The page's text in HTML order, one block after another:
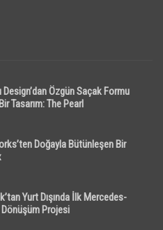
Özgün Saçak Formu
Tasarım: The Pearl
Doğayla Bütünleşen Bir
Yurt Dışında İlk Mercedes-
Projesi